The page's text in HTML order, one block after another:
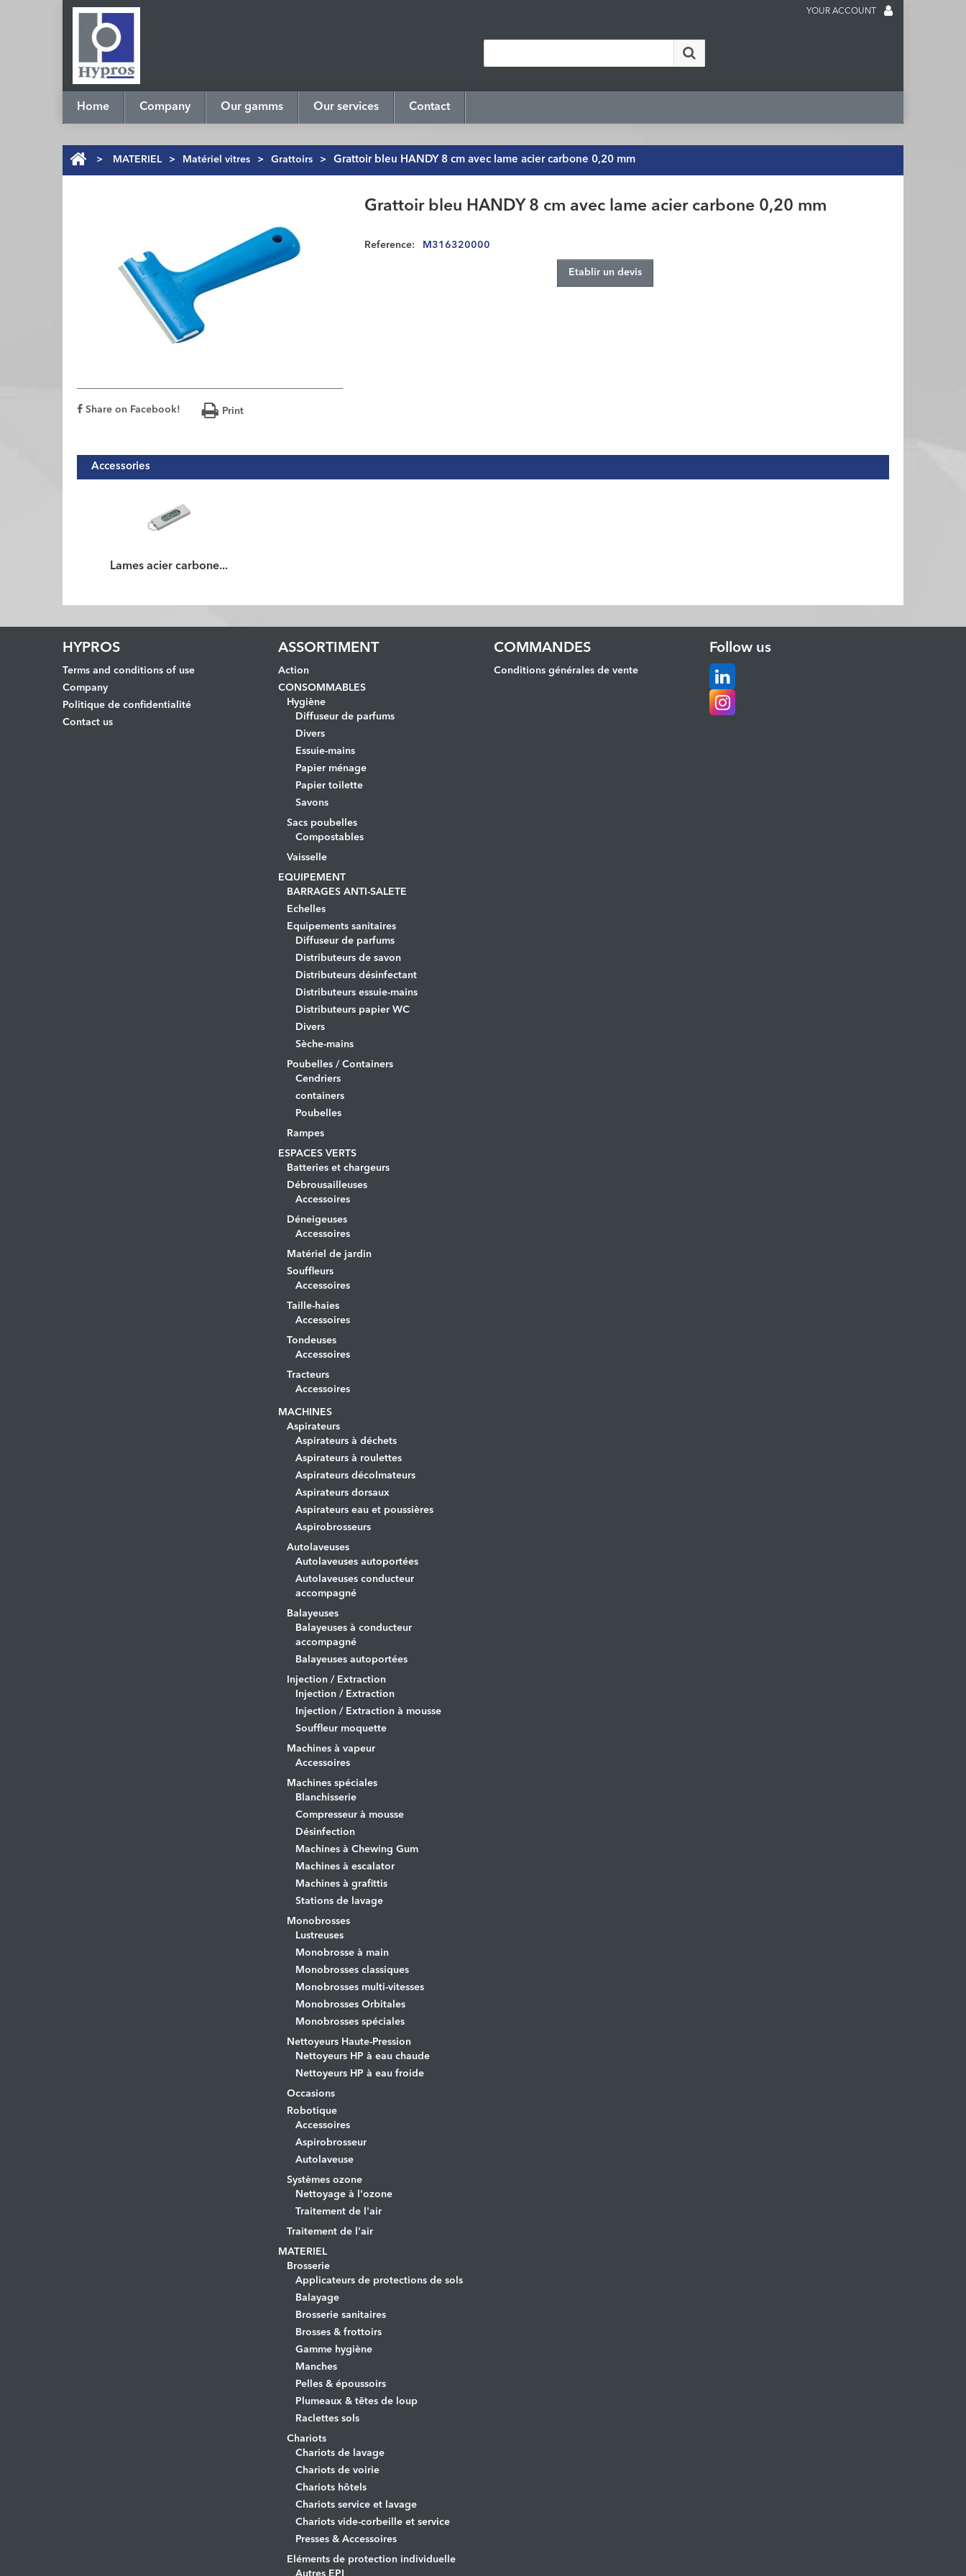
YOUR ACCOUNT
Home Company Our gamms Our services Contact
> MATERIEL > Matériel vitres > Grattoirs > Grattoir bleu HANDY 8 cm avec lame acier carbone 0,20 mm
Share on Facebook! Print
Grattoir bleu HANDY 8 cm avec lame acier carbone 0,20 mm
Reference: M316320000
Etablir un devis
Accessories
Lames acier carbone...
HYPROS
Terms and conditions of use
Company
Politique de confidentialité
Contact us
ASSORTIMENT
Action
CONSOMMABLES
Hygiène
Diffuseur de parfums
Divers
Essuie-mains
Papier ménage
Papier toilette
Savons
Sacs poubelles
Compostables
Vaisselle
EQUIPEMENT
BARRAGES ANTI-SALETE
Echelles
Equipements sanitaires
Diffuseur de parfums
Distributeurs de savon
Distributeurs désinfectant
Distributeurs essuie-mains
Distributeurs papier WC
Divers
Sèche-mains
Poubelles / Containers
Cendriers
containers
Poubelles
Rampes
ESPACES VERTS
Batteries et chargeurs
Débrousailleuses
Accessoires
Déneigeuses
Accessoires
Matériel de jardin
Souffleurs
Accessoires
Taille-haies
Accessoires
Tondeuses
Accessoires
Tracteurs
Accessoires
MACHINES
Aspirateurs
Aspirateurs à déchets
Aspirateurs à roulettes
Aspirateurs décolmateurs
Aspirateurs dorsaux
Aspirateurs eau et poussières
Aspirobrosseurs
Autolaveuses
Autolaveuses autoportées
Autolaveuses conducteur
accompagné
Balayeuses
Balayeuses à conducteur
accompagné
Balayeuses autoportées
Injection / Extraction
Injection / Extraction
Injection / Extraction à mousse
Souffleur moquette
Machines à vapeur
Accessoires
Machines spéciales
Blanchisserie
Compresseur à mousse
Désinfection
Machines à Chewing Gum
Machines à escalator
Machines à grafittis
Stations de lavage
Monobrosses
Lustreuses
Monobrosse à main
Monobrosses classiques
Monobrosses multi-vitesses
Monobrosses Orbitales
Monobrosses spéciales
Nettoyeurs Haute-Pression
Nettoyeurs HP à eau chaude
Nettoyeurs HP à eau froide
Occasions
Robotique
Accessoires
Aspirobrosseur
Autolaveuse
Systèmes ozone
Nettoyage à l'ozone
Traitement de l'air
Traitement de l'air
MATERIEL
Brosserie
Applicateurs de protections de sols
Balayage
Brosserie sanitaires
Brosses & frottoirs
Gamme hygiène
Manches
Pelles & époussoirs
Plumeaux & têtes de loup
Raclettes sols
Chariots
Chariots de lavage
Chariots de voirie
Chariots hôtels
Chariots service et lavage
Chariots vide-corbeille et service
Presses & Accessoires
Eléments de protection individuelle
Autres EPI
COMMANDES
Conditions générales de vente
Follow us